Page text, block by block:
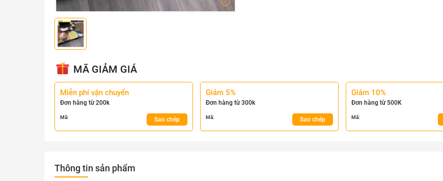
MÃ GIẢM GIÁ
Miễn phí vận chuyển
Đơn hàng từ 200k
Mã: Sao chép
Giảm 5%
Đơn hàng từ 300k
Mã: Sao chép
Giảm 10%
Đơn hàng từ 500K
Mã:
Thông tin sản phẩm